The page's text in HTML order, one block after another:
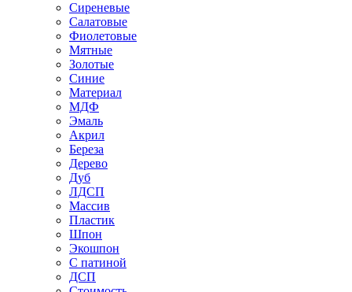
Сиреневые
Салатовые
Фиолетовые
Мятные
Золотые
Синие
Материал
МДФ
Эмаль
Акрил
Береза
Дерево
Дуб
ЛДСП
Массив
Пластик
Шпон
Экошпон
С патиной
ДСП